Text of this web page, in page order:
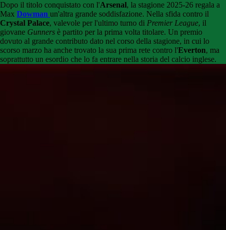
Dopo il titolo conquistato con l'Arsenal, la stagione 2025-26 regala a
Max Dowman un'altra grande soddisfazione. Nella sfida contro il
Crystal Palace, valevole per l'ultimo turno di Premier League, il
giovane Gunners è partito per la prima volta titolare. Un premio
dovuto al grande contributo dato nel corso della stagione, in cui lo
scorso marzo ha anche trovato la sua prima rete contro l'Everton, ma
soprattutto un esordio che lo fa entrare nella storia del calcio inglese.